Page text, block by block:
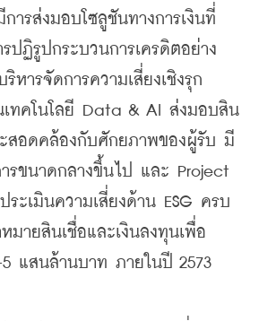
ส่งมอบโซลูชันทางการเงินที่
ปฏิรูปกระบวนการเครดิตอย่าง
หารจัดการความเสี่ยงเชิงรุก
เทคโนโลยี Data & AI ส่งมอบสิน
สอดคล้องกับศักยภาพของผู้รับ มี
รขนาดกลางขึ้นไป และ Project
ระเมินความเสี่ยงด้าน ESG ครบ
หมายสินเชื่อและเงินลงทุนเพื่อ
แสนล้านบาท ภายในปี 2573